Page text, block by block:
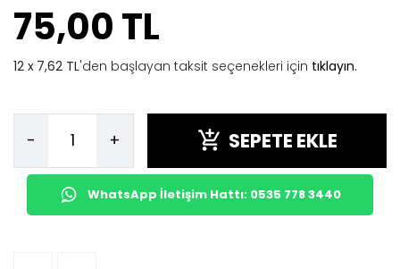
75,00 TL
7,62 TL'den başlayan taksit seçenekleri için tıklayın.
- + SEPETE EKLE
WhatsApp İletişim Hattı: 0535 778 3440